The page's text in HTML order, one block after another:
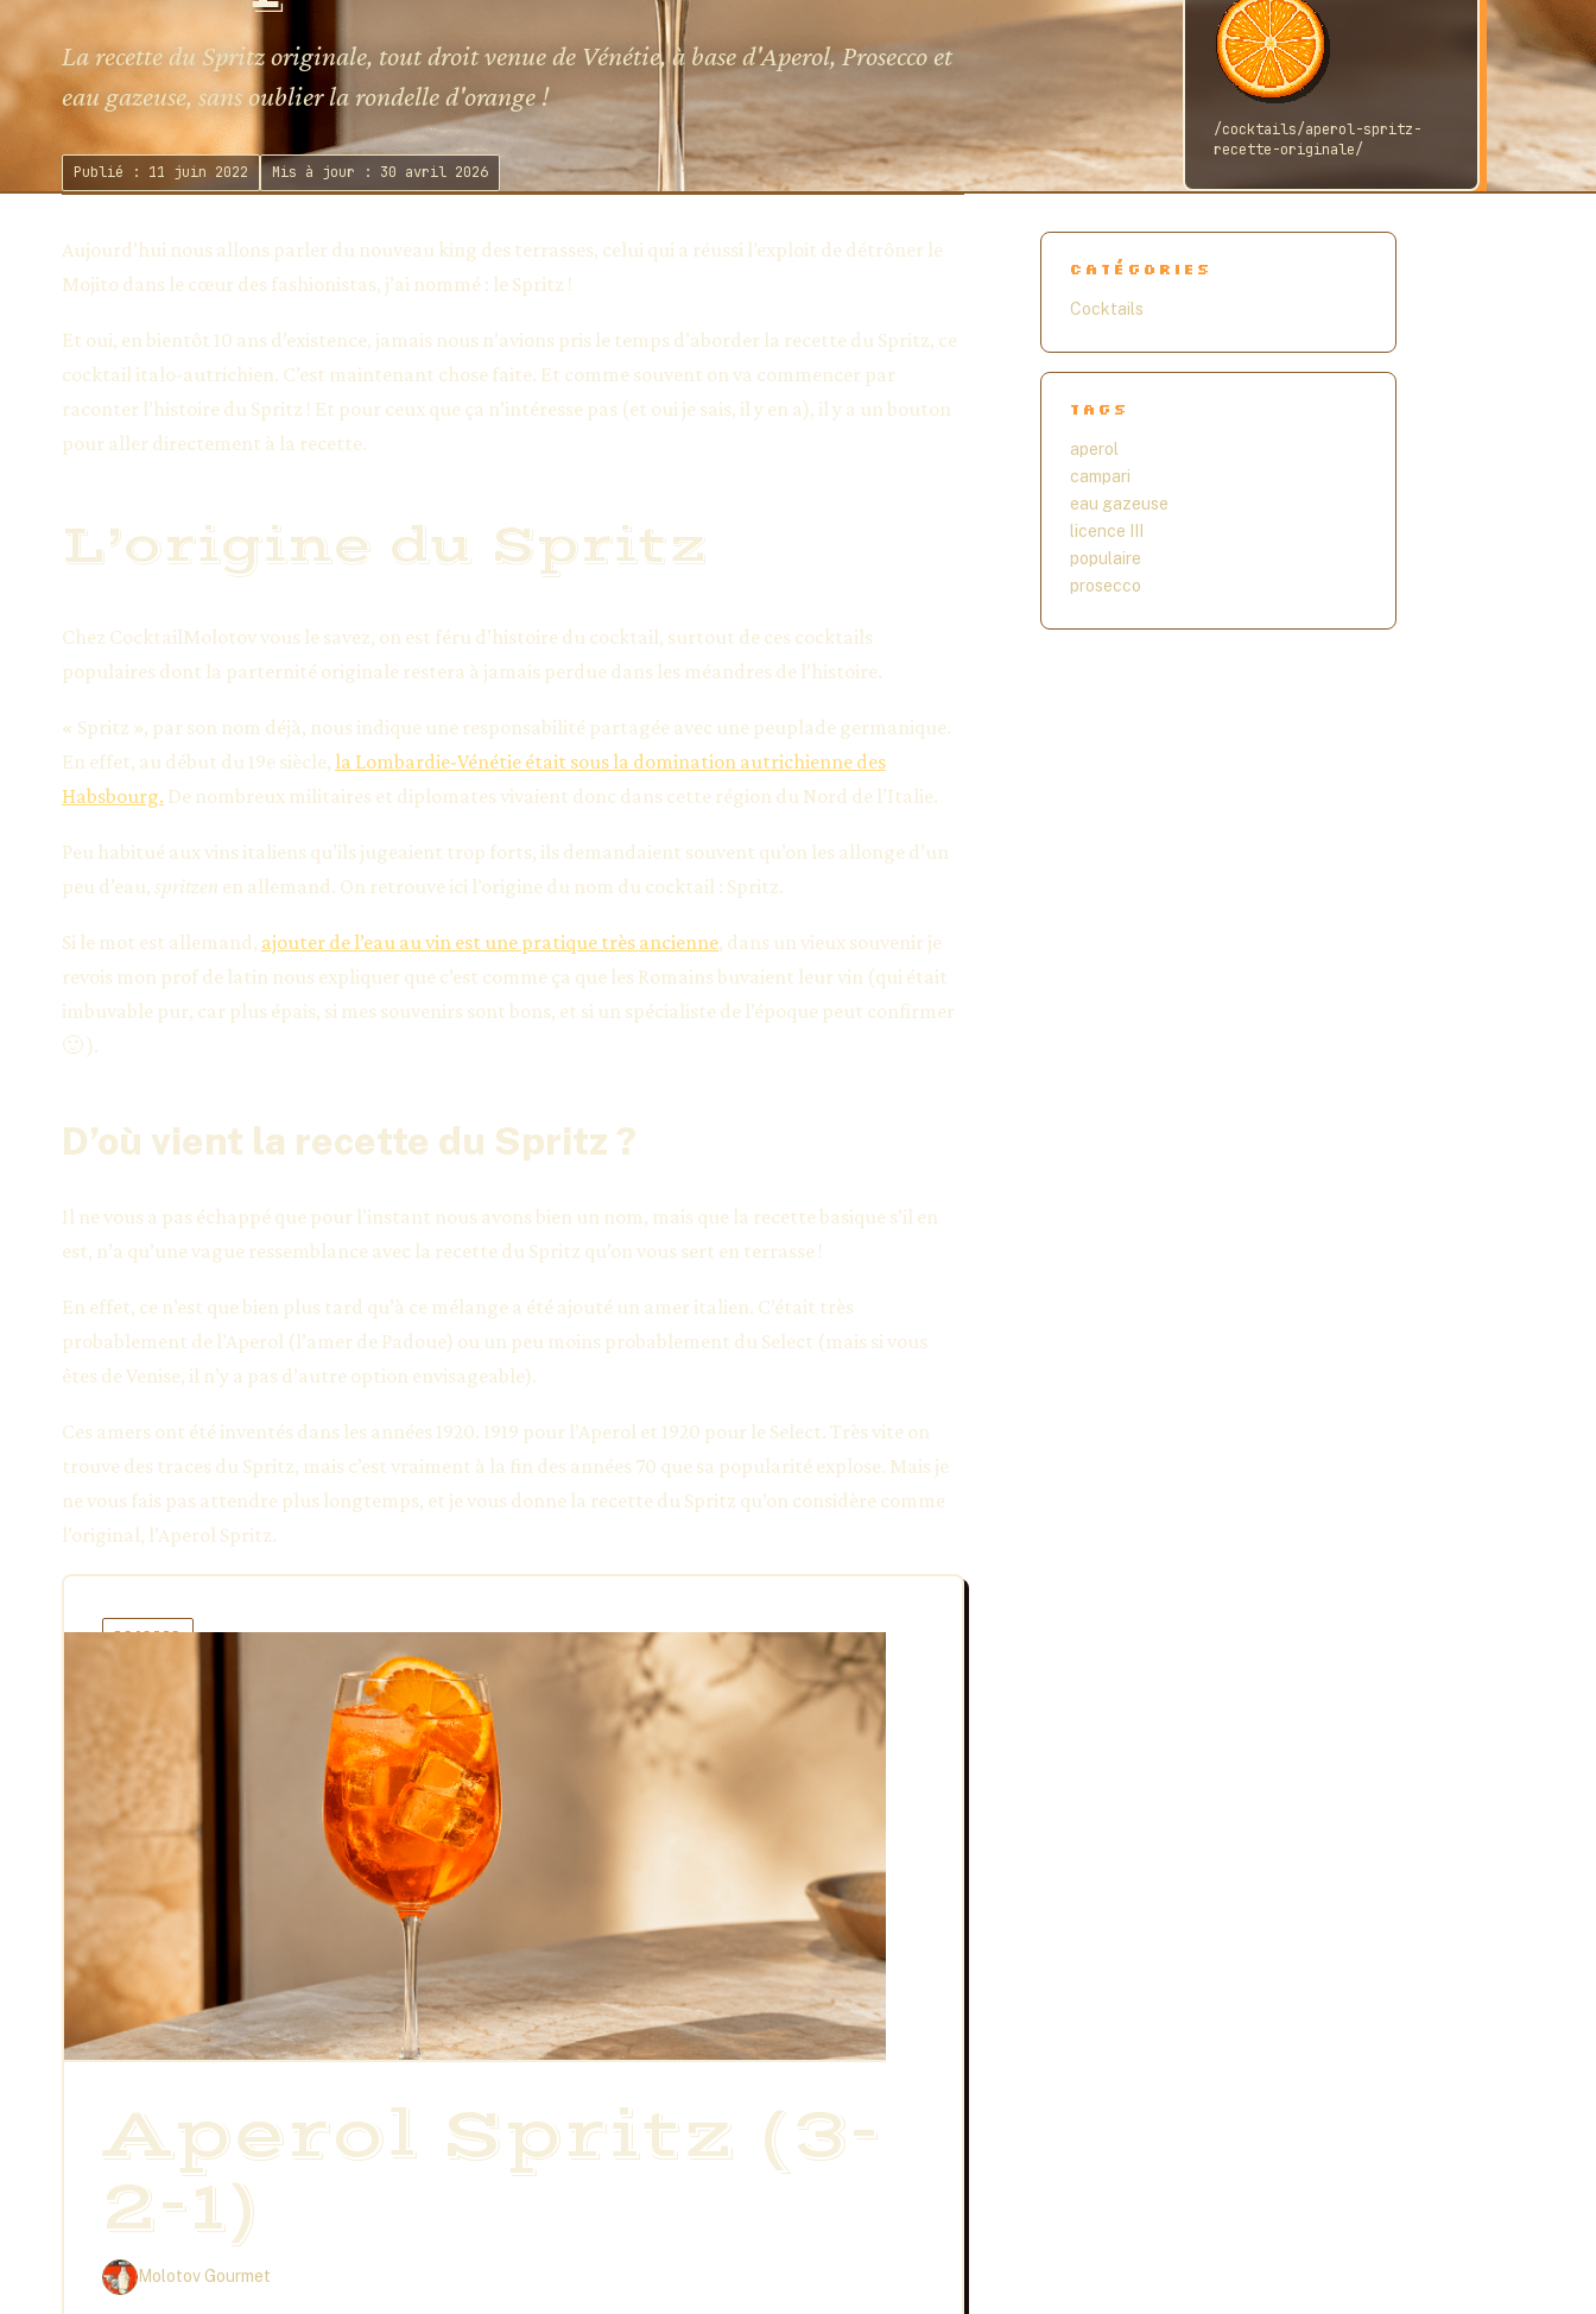
La recette du Spritz originale, tout droit venue de Vénétie, à base d'Aperol, Prosecco et
eau gazeuse, sans oublier la rondelle d'orange !
Publié : 11 juin 2022 Mis à jour : 30 avril 2026
/cocktails/aperol-spritz-
recette-originale/
Aujourd’hui nous allons parler du nouveau king des terrasses, celui qui a réussi l’exploit de détrôner le
Mojito dans le cœur des fashionistas, j’ai nommé : le Spritz !
Et oui, en bientôt 10 ans d’existence, jamais nous n’avions pris le temps d’aborder la recette du Spritz, ce
cocktail italo-autrichien. C’est maintenant chose faite. Et comme souvent on va commencer par
raconter l’histoire du Spritz ! Et pour ceux que ça n’intéresse pas (et oui je sais, il y en a), il y a un bouton
pour aller directement à la recette.
L’origine du Spritz
Chez CocktailMolotov vous le savez, on est féru d’histoire du cocktail, surtout de ces cocktails
populaires dont la parternité originale restera à jamais perdue dans les méandres de l’histoire.
« Spritz », par son nom déjà, nous indique une responsabilité partagée avec une peuplade germanique.
En effet, au début du 19e siècle, la Lombardie-Vénétie était sous la domination autrichienne des
Habsbourg. De nombreux militaires et diplomates vivaient donc dans cette région du Nord de l’Italie.
Peu habitué aux vins italiens qu’ils jugeaient trop forts, ils demandaient souvent qu’on les allonge d’un
peu d’eau, spritzen en allemand. On retrouve ici l’origine du nom du cocktail : Spritz.
Si le mot est allemand, ajouter de l’eau au vin est une pratique très ancienne, dans un vieux souvenir je
revois mon prof de latin nous expliquer que c’est comme ça que les Romains buvaient leur vin (qui était
imbuvable pur, car plus épais, si mes souvenirs sont bons, et si un spécialiste de l’époque peut confirmer
🙂 ).
D’où vient la recette du Spritz ?
Il ne vous a pas échappé que pour l’instant nous avons bien un nom, mais que la recette basique s’il en
est, n’a qu’une vague ressemblance avec la recette du Spritz qu’on vous sert en terrasse !
En effet, ce n’est que bien plus tard qu’à ce mélange a été ajouté un amer italien. C’était très
probablement de l’Aperol (l’amer de Padoue) ou un peu moins probablement du Select (mais si vous
êtes de Venise, il n’y a pas d’autre option envisageable).
Ces amers ont été inventés dans les années 1920. 1919 pour l’Aperol et 1920 pour le Select. Très vite on
trouve des traces du Spritz, mais c’est vraiment à la fin des années 70 que sa popularité explose. Mais je
ne vous fais pas attendre plus longtemps, et je vous donne la recette du Spritz qu’on considère comme
l’original, l’Aperol Spritz.
Aperol Spritz (3-
2-1)
Molotov Gourmet
CATÉGORIES
Cocktails
TAGS
aperol
campari
eau gazeuse
licence III
populaire
prosecco